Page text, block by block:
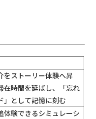
をストーリー体験へ昇
在時間を延ばし、「忘れ
」として記憶に刻む
体験できるシミュレーシ